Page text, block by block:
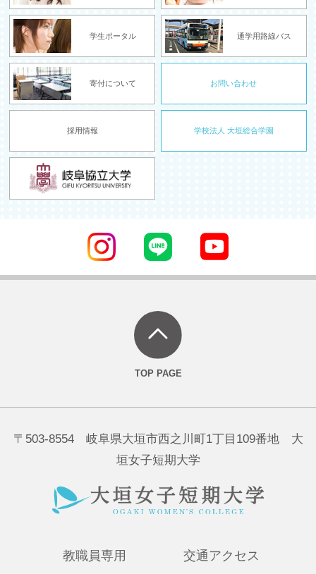
学生ポータル 通学用路線バス
寄付について お問い合わせ
採用情報 学校法人 大垣総合学園
〒503-8554 岐阜県大垣市西之川町1丁目109番地 大
垣女子短期大学
教職員専用
交通アクセス